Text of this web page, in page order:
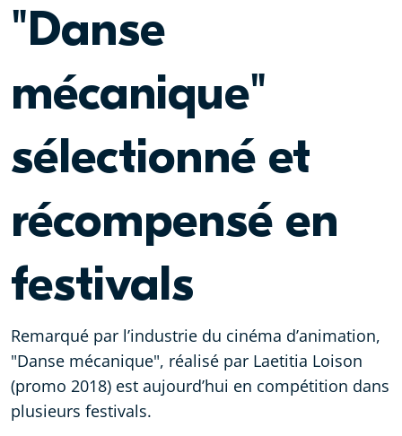
"Danse
mécanique"
sélectionné et
récompensé en
festivals
Remarqué par l’industrie du cinéma d’animation,
"Danse mécanique", réalisé par Laetitia Loison
(promo 2018) est aujourd’hui en compétition dans
plusieurs festivals.